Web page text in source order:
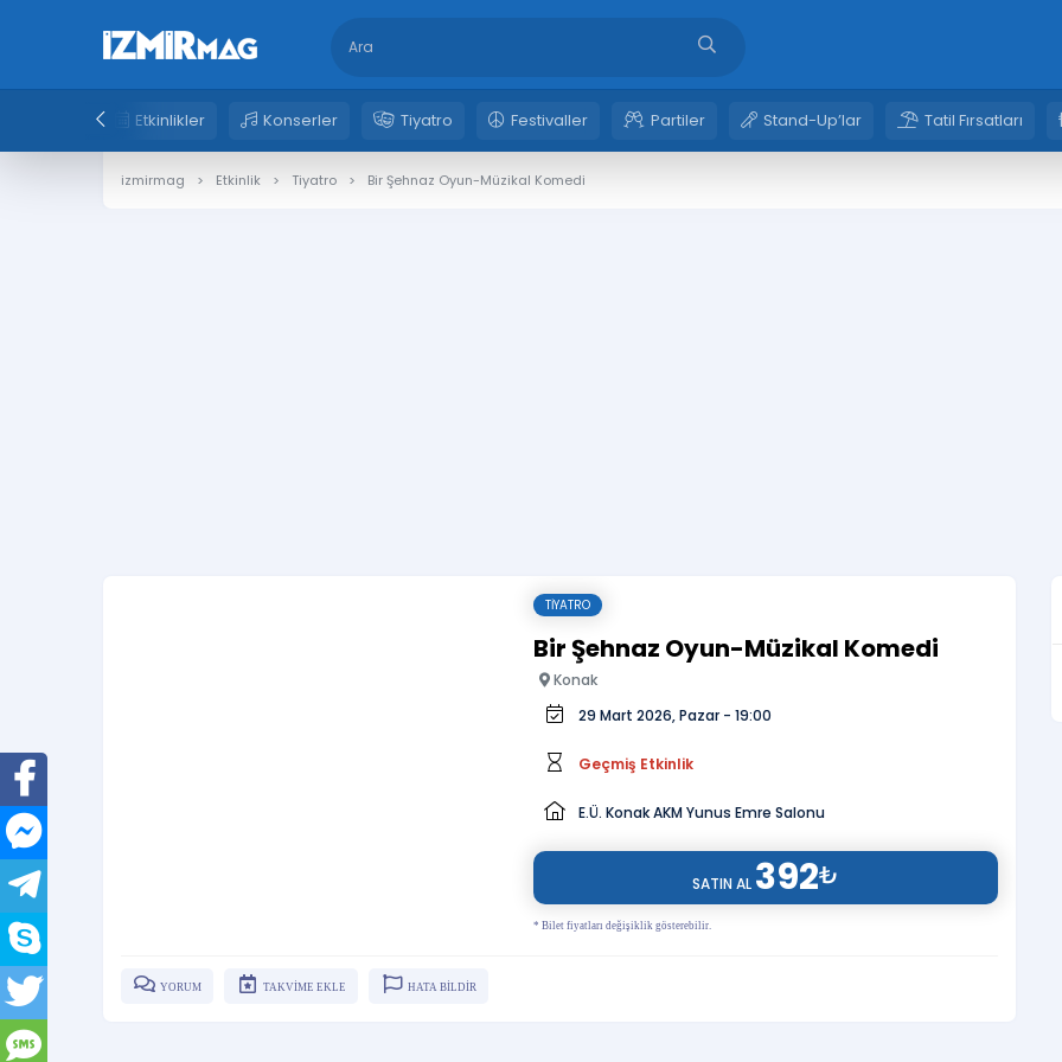
Etkinlikler Konserler Tiyatro Festivaller Partiler Stand-Up’lar Tatil Fırsatları
izmirmag Etkinlik Tiyatro Bir Şehnaz Oyun-Müzikal Komedi
TIYATRO
Bir Şehnaz Oyun-Müzikal Komedi
Konak
29 Mart 2026, Pazar - 19:00
Geçmiş Etkinlik
E.Ü. Konak AKM Yunus Emre Salonu
SATIN AL 392₺
* Bilet fiyatları değişiklik gösterebilir.
YORUM TAKVİME EKLE HATA BİLDİR